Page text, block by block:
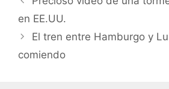
en EE.UU.
El tren entre Hamburgo y
comiendo